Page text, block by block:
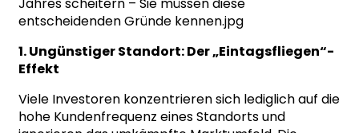
1. Ungünstiger Standort: Der „Eintagsfliegen“-
Effekt
Viele Investoren konzentrieren sich lediglich auf die
hohe Kundenfrequenz eines Standorts und